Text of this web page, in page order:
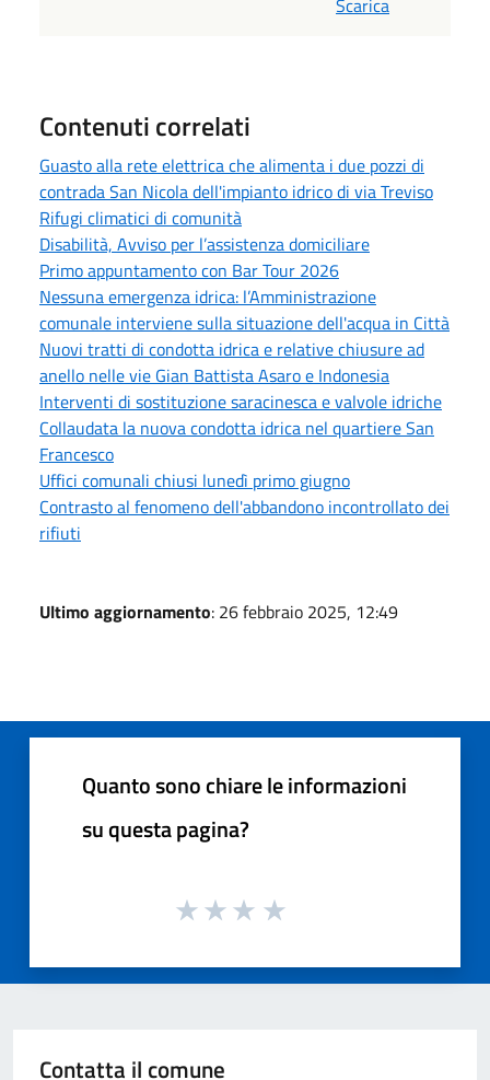
Contenuti correlati
Guasto alla rete elettrica che alimenta i due pozzi di
contrada San Nicola dell'impianto idrico di via Treviso
Rifugi climatici di comunità
Disabilità, Avviso per l’assistenza domiciliare
Primo appuntamento con Bar Tour 2026
Nessuna emergenza idrica: l’Amministrazione
comunale interviene sulla situazione dell'acqua in Città
Nuovi tratti di condotta idrica e relative chiusure ad
anello nelle vie Gian Battista Asaro e Indonesia
Interventi di sostituzione saracinesca e valvole idriche
Collaudata la nuova condotta idrica nel quartiere San
Francesco
Uffici comunali chiusi lunedì primo giugno
Contrasto al fenomeno dell'abbandono incontrollato dei
rifiuti
Ultimo aggiornamento: 26 febbraio 2025, 12:49
Quanto sono chiare le informazioni
su questa pagina?
Contatta il comune